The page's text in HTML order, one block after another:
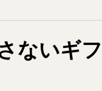
ないギ